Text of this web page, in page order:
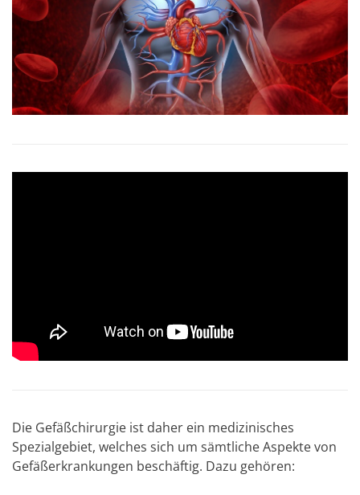
Die Gefäßchirurgie ist daher ein medizinisches
Spezialgebiet, welches sich um sämtliche Aspekte von
Gefäßerkrankungen beschäftig. Dazu gehören: